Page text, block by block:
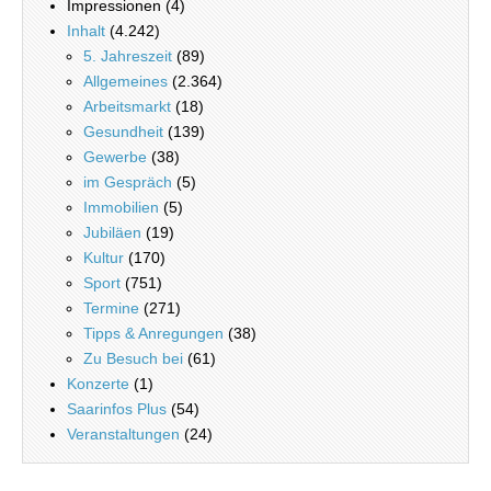
Impressionen (4)
Inhalt (4.242)
5. Jahreszeit (89)
Allgemeines (2.364)
Arbeitsmarkt (18)
Gesundheit (139)
Gewerbe (38)
im Gespräch (5)
Immobilien (5)
Jubiläen (19)
Kultur (170)
Sport (751)
Termine (271)
Tipps & Anregungen (38)
Zu Besuch bei (61)
Konzerte (1)
Saarinfos Plus (54)
Veranstaltungen (24)